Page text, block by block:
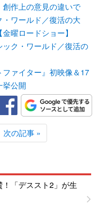
作上の意見の違いで
ワールド／復活の大
曜ロードショー】
ク・ワールド／復活の
ァイター』初映像＆17
挙公開
次の記事 »
「デススト2」が生